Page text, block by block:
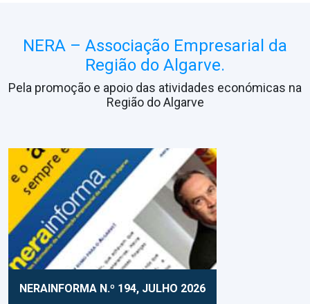
NERA – Associação Empresarial da
Região do Algarve.
Pela promoção e apoio das atividades económicas na
Região do Algarve
NERAINFORMA N.º 194, JULHO 2026